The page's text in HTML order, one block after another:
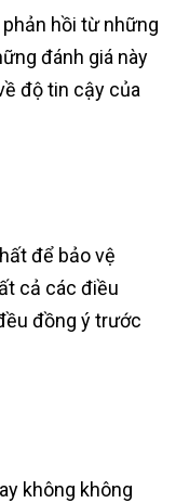
hồi từ những
đánh giá này
độ tin cậy của
để bảo vệ
cả các điều
đồng ý trước
không không